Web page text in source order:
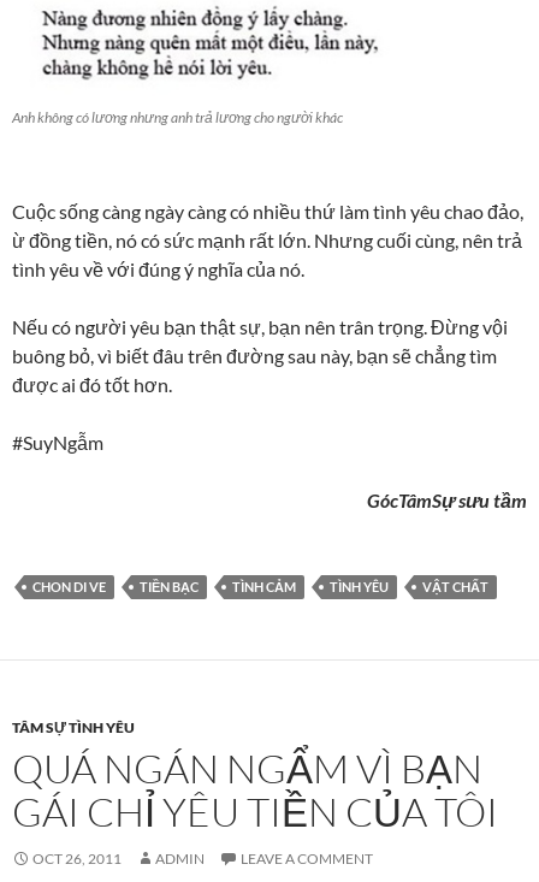
Anh không có lương nhưng anh trả lương cho người khác
Cuộc sống càng ngày càng có nhiều thứ làm tình yêu chao đảo,
ừ đồng tiền, nó có sức mạnh rất lớn. Nhưng cuối cùng, nên trả
tình yêu về với đúng ý nghĩa của nó.
Nếu có người yêu bạn thật sự, bạn nên trân trọng. Đừng vội
buông bỏ, vì biết đâu trên đường sau này, bạn sẽ chẳng tìm
được ai đó tốt hơn.
#SuyNgẫm
GócTâmSự sưu tầm
CHON DI VE TIỀN BẠC TÌNH CẢM TÌNH YÊU VẬT CHẤT
TÂM SỰ TÌNH YÊU
QUÁ NGÁN NGẨM VÌ BẠN
GÁI CHỈ YÊU TIỀN CỦA TÔI
OCT 26, 2011 ADMIN LEAVE A COMMENT